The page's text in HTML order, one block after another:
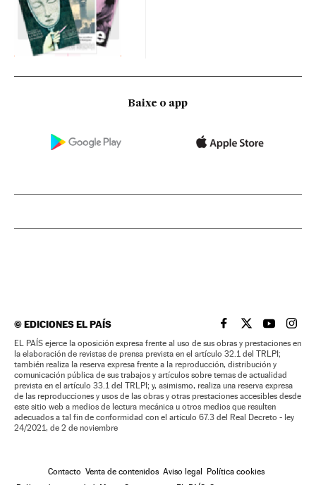
Baixe o app
©EDICIONES EL PAÍS EL PAÍS BRASIL EN
EL PAÍSEL PAÍS
EL
EL PAÍS ejerce la oposición expresa frente al uso de sus obras y prestaciones en
la elaboración de revistas de prensa prevista en el artículo 32.1 del TRLPI;
también realiza la reserva expresa frente a la reproducción, distribución y
comunicación pública de sus trabajos y artículos sobre temas de actualidad
prevista en el artículo 33.1 del TRLPI; y, asimismo, realiza una reserva expresa
de las reproducciones y usos de las obras y otras prestaciones accesibles desde
este sitio web a medios de lectura mecánica u otros medios que resulten
adecuados a tal fin de conformidad con el artículo 67.3 del Real Decreto - ley
24/2021, de 2 de noviembre
Contacto Venta de contenidos Aviso legal
Política cookies